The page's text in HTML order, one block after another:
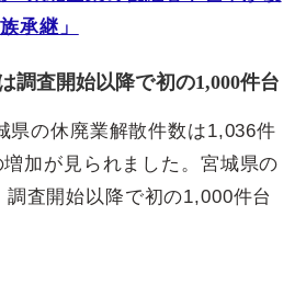
承継」
調査開始以降で初の1,000件台
県の休廃業解散件数は1,036件
加が見られました。宮城県の
査開始以降で初の1,000件台